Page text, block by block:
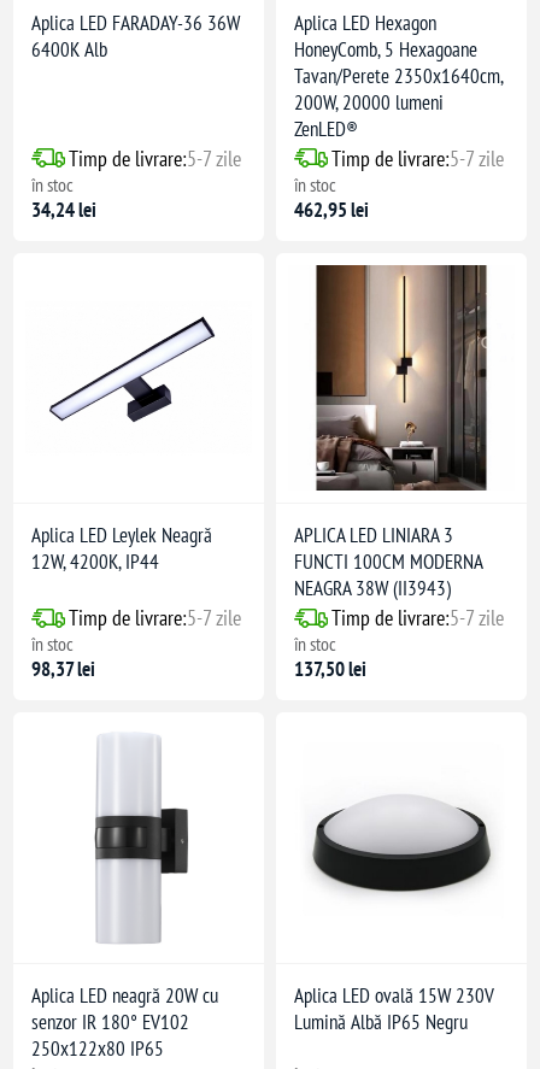
Aplica LED FARADAY-36 36W
6400K Alb
Timp de livrare:5-7 zile
în stoc
34,24 lei
Aplica LED Hexagon
HoneyComb, 5 Hexagoane
Tavan/Perete 2350x1640cm,
200W, 20000 lumeni
ZenLED®
Timp de livrare:5-7 zile
în stoc
462,95 lei
Aplica LED Leylek Neagră
12W, 4200K, IP44
Timp de livrare:5-7 zile
în stoc
98,37 lei
APLICA LED LINIARA 3
FUNCTI 100CM MODERNA
NEAGRA 38W (II3943)
Timp de livrare:5-7 zile
în stoc
137,50 lei
Aplica LED neagră 20W cu
senzor IR 180° EV102
250x122x80 IP65
Aplica LED ovală 15W 230V
Lumină Albă IP65 Negru